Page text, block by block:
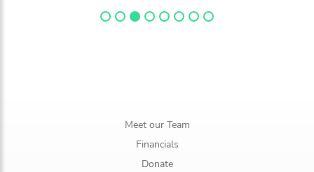
Meet our Team
Financials
Donate